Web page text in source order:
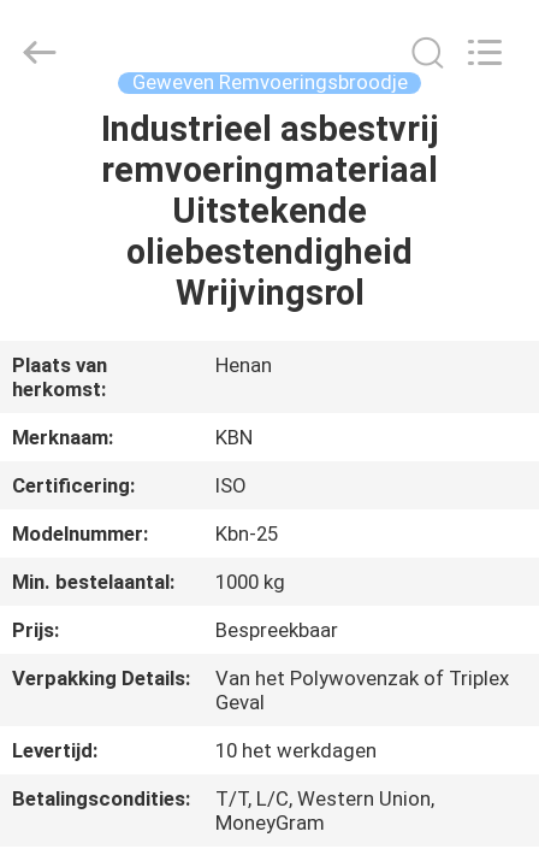
PRODUCTEN
FABRIEKSREIS
KWALITEITSCONTROLE
CONTACTEER
ONS
VERZOEK
CITAAT
Geweven Remvoeringsbroodje
Industrieel asbestvrij
remvoeringmateriaal
Uitstekende
oliebestendigheid
Wrijvingsrol
Plaats van
herkomst:
Henan
Merknaam:
KBN
Certificering:
ISO
Modelnummer:
Kbn-25
Min. bestelaantal:
1000 kg
Prijs:
Bespreekbaar
Verpakking Details:
Van het Polywovenzak of Triplex
Geval
Levertijd:
10 het werkdagen
Betalingscondities:
T/T, L/C, Western Union,
MoneyGram